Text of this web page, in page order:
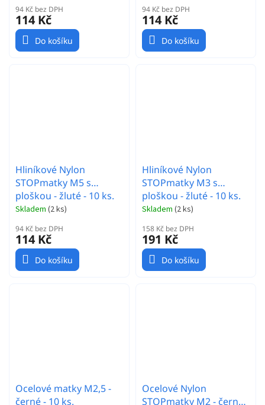
94 Kč bez DPH
114 Kč
Do košíku
94 Kč bez DPH
114 Kč
Do košíku
Hliníkové Nylon
STOPmatky M5 s
ploškou - žluté - 10 ks.
Skladem (2 ks)
94 Kč bez DPH
114 Kč
Do košíku
Hliníkové Nylon
STOPmatky M3 s
ploškou - žluté - 10 ks.
Skladem (2 ks)
158 Kč bez DPH
191 Kč
Do košíku
Ocelové matky M2,5 -
černé - 10 ks.
Ocelové Nylon
STOPmatky M2 - černé -